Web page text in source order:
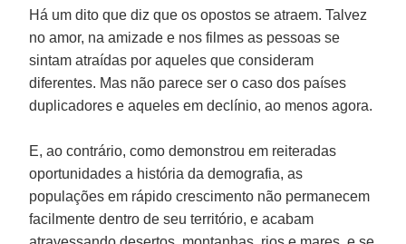
Há um dito que diz que os opostos se atraem. Talvez
no amor, na amizade e nos filmes as pessoas se
sintam atraídas por aqueles que consideram
diferentes. Mas não parece ser o caso dos países
duplicadores e aqueles em declínio, ao menos agora.
E, ao contrário, como demonstrou em reiteradas
oportunidades a história da demografia, as
populações em rápido crescimento não permanecem
facilmente dentro de seu território, e acabam